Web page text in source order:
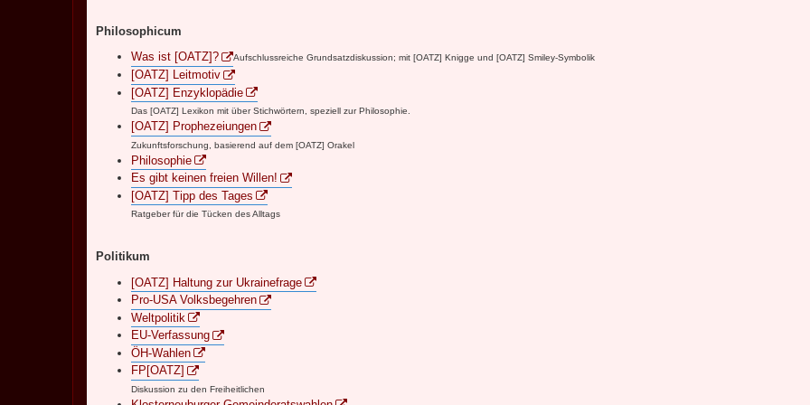
Philosophicum
Was ist [OATZ]?
Aufschlussreiche Grundsatzdiskussion; mit [OATZ] Knigge und [OATZ] Smiley-Symbolik
[OATZ] Leitmotiv
[OATZ] Enzyklopädie
Das [OATZ] Lexikon mit über Stichwörtern, speziell zur Philosophie.
[OATZ] Prophezeiungen
Zukunftsforschung, basierend auf dem [OATZ] Orakel
Philosophie
Es gibt keinen freien Willen!
[OATZ] Tipp des Tages
Ratgeber für die Tücken des Alltags
Politikum
[OATZ] Haltung zur Ukrainefrage
Pro-USA Volksbegehren
Weltpolitik
EU-Verfassung
ÖH-Wahlen
FP[OATZ]
Diskussion zu den Freiheitlichen